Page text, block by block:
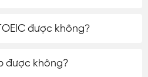
được không?
được không?